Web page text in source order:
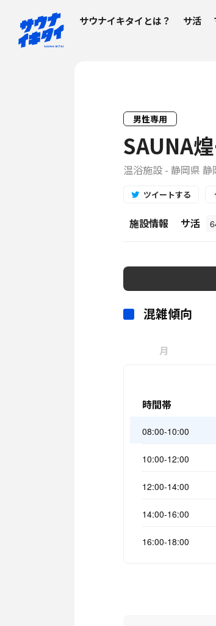
サウナイキタイとは？ サ活
男性専用
SAUNA
温浴施設 - 静岡県 静
ツイートする
施設情報 サ活
混雑傾向
月
時間帯
08:00-10:00
10:00-12:00
12:00-14:00
14:00-16:00
16:00-18:00